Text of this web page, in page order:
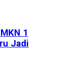
1
Jadi